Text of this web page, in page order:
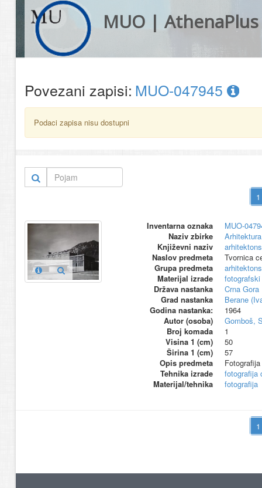
MUO | AthenaPlus
Povezani zapisi: MUO-047945
Podaci zapisa nisu dostupni
Inventarna oznaka
MUO-
Naziv zbirke
Arhitektura
Književni naziv
Naslov predmeta
Tvornica
Grupa predmeta
Materijal izrade
fotografski
Država nastanka
Crna Gora
Grad nastanka
Berane
Godina nastanka:
1964
Autor (osoba)
Gomboš,
Broj komada
1
Visina 1 (cm)
50
Širina 1 (cm)
57
Opis predmeta
Tehnika izrade
fotografija
Materijal/tehnika
fotografija